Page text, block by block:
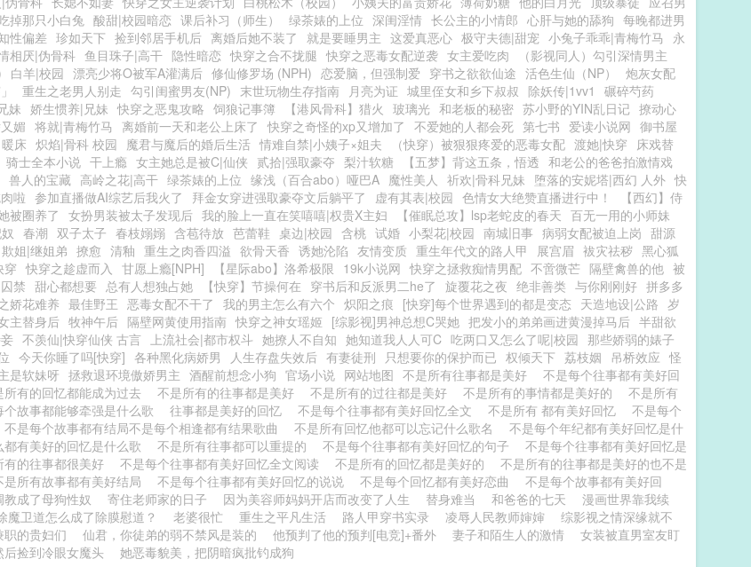
掉那只小白兔 酸甜|校园暗恋 课后补习（师生） 绿茶婊的上位 深闺淫情 长公主的小情郎 心肝与她的舔狗 每晚都进男
性偏差 珍如天下 捡到邻居手机后 离婚后她不装了 就是要睡男主 这爱真恶心 极守夫德|甜宠 小兔子乖乖|青梅竹马
永
相厌|伪骨科 鱼目珠子|高干 隐性暗恋 快穿之合不拢腿 快穿之恶毒女配逆袭 女主爱吃肉
（影视同人）勾引深情男主
白羊|校园 漂亮少将O被军A灌满后 修仙修罗场 (NPH) 恋爱脑，但强制爱 穿书之欲欲仙途 活色生仙（NP）
炮灰女配
重生之老男人别走 勾引闺蜜男友(NP) 末世玩物生存指南 月亮为证 城里侄女和乡下叔叔 除妖传|1vv1
碾碎芍药
妹 娇生惯养|兄妹 快穿之恶鬼攻略 饲狼记事簿 【港风骨科】猎火 玻璃光 和老板的秘密 苏小野的YIN乱日记 撩动心
媚 将就|青梅竹马 离婚前一天和老公上床了 快穿之奇怪的xp又增加了 不爱她的人都会死 第七书 爱读小说网 御书屋
暖床 炽焰|骨科 校园 魔君与魔后的婚后生活 情难自禁|小姨子×姐夫 （快穿）被狠狠疼爱的恶毒女配 渡她|快穿 床戏替
骑士全本小说 干上瘾 女主她总是被C|仙侠 贰拾|强取豪夺 梨汁软糖 【五梦】背这五条，悟透 和老公的爸爸拍激情戏
兽人的宝藏 高岭之花|高干 绿茶婊的上位 缘浅（百合abo）哑巴A 魔性美人 祈欢|骨科兄妹 堕落的安妮塔|西幻 人外 快
啦 参加直播做AI综艺后我火了 拜金女穿进强取豪夺文后躺平了 虚有其表|校园 色情女大绝赞直播进行中！
【西幻】侍
被圈养了 女扮男装被太子发现后 我的脸上一直在笑嘻嘻|权贵X主妇 【催眠总攻】lsp老蛇皮的春天 百无一用的小师妹
春潮 双子太子 春枝嫋嫋 含苞待放 芭蕾鞋 桌边|校园 含桃 试婚 小梨花|校园 南城旧事 病弱女配被迫上岗 甜源
欺姐|继姐弟 撩愈 清釉 重生之肉香四溢 欲骨天香 诱她沦陷 友情变质 重生年代文的路人甲 展宫眉 袚灾祛秽 黑心狐
穿 快穿之趁虚而入 甘愿上瘾[NPH] 【星际abo】洛希极限 19k小说网 快穿之拯救痴情男配 不啻微芒 隔壁禽兽的他 被
禁 甜心都想要 总有人想独占她 【快穿】节操何在 穿书后和反派男二he了 旋覆花之夜 绝非善类 与你刚刚好 拼多多
娇花难养 最佳野王 恶毒女配不干了 我的男主怎么有六个 炽阳之痕 [快穿]每个世界遇到的都是变态 天造地设|公路 岁
主替身后 牧神午后 隔壁网黄使用指南 快穿之神女瑶姬 [综影视]男神总想C哭她 把发小的弟弟画进黄漫掉马后 半甜欲
不羡仙|快穿仙侠 古言 上流社会|都市权斗 她撩人不自知 她知道我人人可C 吃两口又怎么了呢|校园 那些娇弱的婊子
今天你睡了吗[快穿] 各种黑化病娇男 人生存盘失效后 有妻徒刑 只想要你的保护而已 权倾天下 荔枝姻 吊桥效应 怪
是软妹呀 拯救退环境傲娇男主 酒醒前想念小狗 官场小说 网站地图 不是所有往事都是美好
不是每个往事都有美好回
所有的回忆都能成为过去 不是所有的往事都是美好 不是所有的过往都是美好 不是所有的事情都是美好的
不是所有
个故事都能够牵强是什么歌 往事都是美好的回忆 不是每个往事都有美好回忆全文 不是所有 都有美好回忆
不是每个
不是每个故事都有结局不是每个相逢都有结果歌曲 不是所有回忆他都可以忘记什么歌名
不是每个年纪都有美好回忆是什
都有美好的回忆是什么歌 不是所有往事都可以重提的 不是每个往事都有美好回忆的句子
不是每个往事都有美好回忆是
有的往事都很美好 不是每个往事都有美好回忆全文阅读 不是所有的回忆都是美好的
不是所有的往事都是美好的也不是
是所有故事都有美好结局 不是每个往事都有美好回忆的说说 不是每个回忆都有美好恋曲
不是每个故事都有美好回
成了母狗性奴 寄住老师家的日子 因为美容师妈妈开店而改变了人生 替身难当 和爸爸的七天
漫画世界靠我续
魔卫道怎么成了除膜慰道？ 老婆很忙 重生之平凡生活 路人甲穿书实录 凌辱人民教师婶婶
综影视之情深缘就不
的贵妇们 仙君，你徒弟的弱不禁风是装的 他预判了他的预判[电竞]+番外 妻子和陌生人的激情
女装被直男室友盯
后捡到冷眼女魔头 她恶毒貌美，把阴暗疯批钓成狗